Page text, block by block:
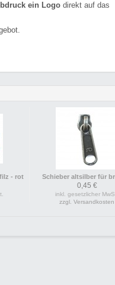
ein Logo direkt auf das
- rot Schieber altsilber für
0,45 €
inkl. gesetzlicher
zzgl. Versandkosten